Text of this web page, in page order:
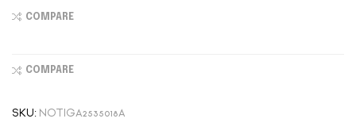
COMPARE
COMPARE
SKU: NOTIGA2535018A